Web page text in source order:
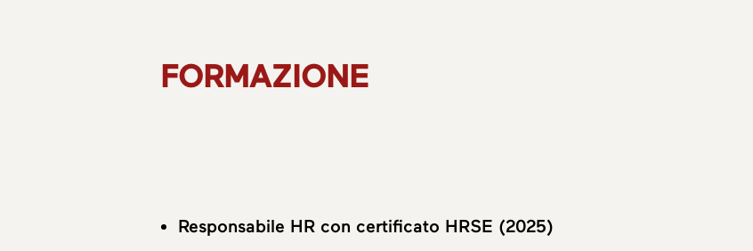
FORMAZIONE
Responsabile HR con certificato HRSE (2025)